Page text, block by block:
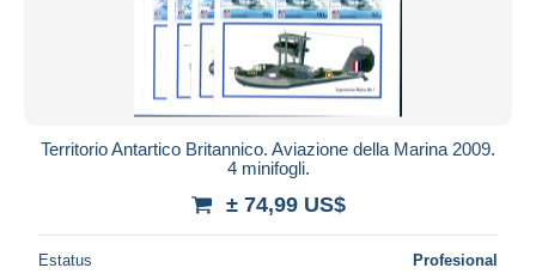
Territorio Antartico Britannico. Aviazione della Marina 2009.
4 minifogli.
± 74,99 US$
Estatus Profesional